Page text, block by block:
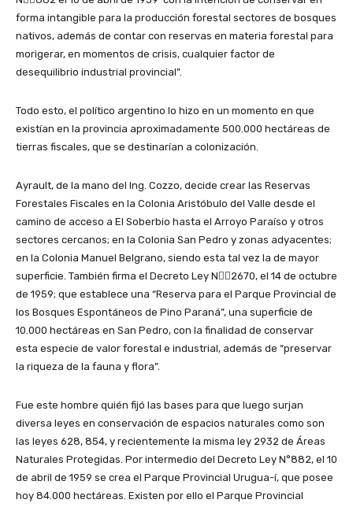
forma intangible para la producción forestal sectores de bosques
nativos, además de contar con reservas en materia forestal para
morigerar, en momentos de crisis, cualquier factor de
desequilibrio industrial provincial”.
Todo esto, el político argentino lo hizo en un momento en que
existían en la provincia aproximadamente 500.000 hectáreas de
tierras fiscales, que se destinarían a colonización.
Ayrault, de la mano del Ing. Cozzo, decide crear las Reservas
Forestales Fiscales en la Colonia Aristóbulo del Valle desde el
camino de acceso a El Soberbio hasta el Arroyo Paraíso y otros
sectores cercanos; en la Colonia San Pedro y zonas adyacentes;
en la Colonia Manuel Belgrano, siendo esta tal vez la de mayor
superficie. También firma el Decreto Ley N2670, el 14 de octubre
de 1959; que establece una “Reserva para el Parque Provincial de
los Bosques Espontáneos de Pino Paraná”, una superficie de
10.000 hectáreas en San Pedro, con la finalidad de conservar
esta especie de valor forestal e industrial, además de “preservar
la riqueza de la fauna y flora”.
Fue este hombre quién fijó las bases para que luego surjan
diversa leyes en conservación de espacios naturales como son
las leyes 628, 854, y recientemente la misma ley 2932 de Áreas
Naturales Protegidas. Por intermedio del Decreto Ley N°882, el 10
de abril de 1959 se crea el Parque Provincial Urugua-í, que posee
hoy 84.000 hectáreas. Existen por ello el Parque Provincial